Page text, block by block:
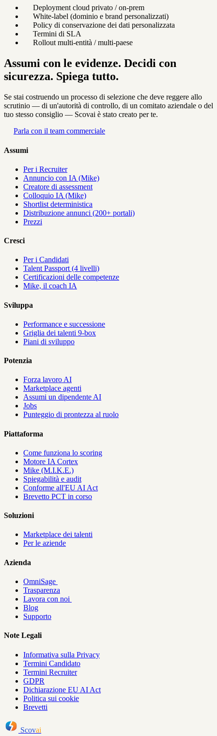
Deployment cloud privato / on-prem
White-label (dominio e brand personalizzati)
Policy di conservazione dei dati personalizzata
Termini di SLA
Rollout multi-entità / multi-paese
Assumi con le evidenze. Decidi con
sicurezza. Spiega tutto.
Se stai costruendo un processo di selezione che deve reggere allo
scrutinio — di un'autorità di controllo, di un comitato aziendale o del
tuo stesso consiglio — Scovai è stato creato per te.
Parla con il team commerciale
Assumi
Per i Recruiter
Annuncio con IA (Mike)
Creatore di assessment
Colloquio IA (Mike)
Shortlist deterministica
Distribuzione annunci (200+ portali)
Prezzi
Cresci
Per i Candidati
Talent Passport (4 livelli)
Certificazioni delle competenze
Mike, il coach IA
Sviluppa
Performance e successione
Griglia dei talenti 9-box
Piani di sviluppo
Potenzia
Forza lavoro AI
Marketplace agenti
Assumi un dipendente AI
Jobs
Punteggio di prontezza al ruolo
Piattaforma
Come funziona lo scoring
Motore IA Cortex
Mike (M.I.K.E.)
Spiegabilità e audit
Conforme all'EU AI Act
Brevetto PCT in corso
Soluzioni
Marketplace dei talenti
Per le aziende
Azienda
OmniSage
Trasparenza
Lavora con noi
Blog
Supporto
Note Legali
Informativa sulla Privacy
Termini Candidato
Termini Recruiter
GDPR
Dichiarazione EU AI Act
Politica sui cookie
Brevetti
Scovai